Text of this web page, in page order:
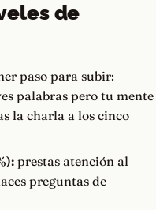
de
paso para subir:
palabras pero tu mente
la charla a los cinco
prestas atención al
preguntas de